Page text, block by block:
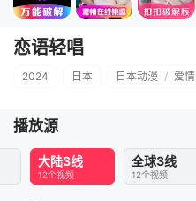
恋语轻唱
2024 日本 日本动漫 / 爱情
播放源
大陆3线
12个视频
全球3线
12个视频